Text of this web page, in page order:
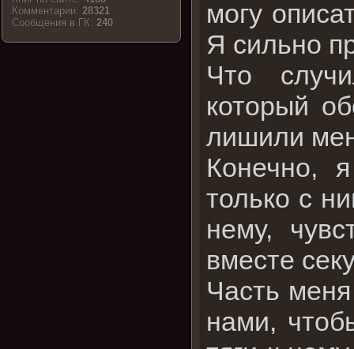
Комментарии:28321
Cообщения в ГК:240
могу
Я сильно
Что
который
лишили
Конечно,
только с
нему,
вместе
Часть
нами,